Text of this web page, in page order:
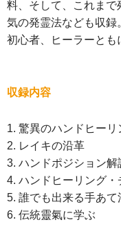
料、そして、これま
気の発霊法なども収録
初心者、ヒーラーとも
収録内容
1. 驚異のハンドヒーリ
2. レイキの沿革
3. ハンドポジション解
4. ハンドヒーリング・
5. 誰でも出来る手あて
6. 伝統靈氣に学ぶ